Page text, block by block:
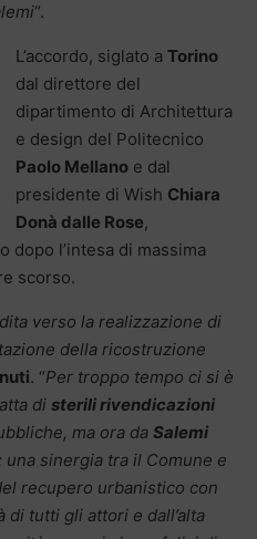
“.
L’accordo, siglato a Torino
dal direttore del
dipartimento di Architettura
e design del Politecnico
Paolo Mellano e dal
presidente di Wish Chiara
Donà dalle Rose,
dopo l’intesa di massima
scorso.
verso la realizzazione di
della ricostruzione
. “Per troppo tempo ci si è
di sterili rivendicazioni
ma ora da Salemi
sinergia tra il Comune e
recupero urbanistico con
di tutti gli attori e dall’alta